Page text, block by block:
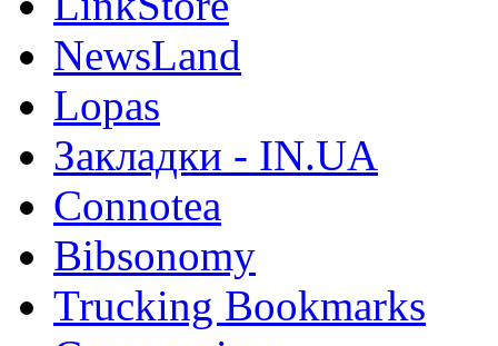
NewsLand
Lopas
Закладки - IN.UA
Connotea
Bibsonomy
Trucking Bookmarks